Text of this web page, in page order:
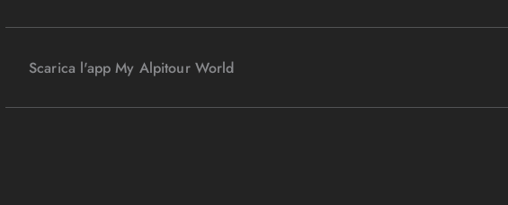
Scarica l'app My Alpitour World